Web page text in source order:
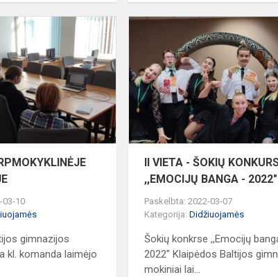
-
TARPMOKYKLINĖJE
VIKTORINOJE
03-10
gimnazijos
kl. komanda laimėjo
II VIETA - ŠOKIŲ
,,EMOCIJŲ BANGA - 2022"
Paskelbta: 2022-03-07
Kategorija:Didžiuojamės
Šokių konkrse ,,Emocijų
2022" Klaipėdos Baltijos
mokiniai lai...